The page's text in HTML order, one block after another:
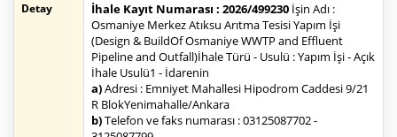
Detay
İhale Kayıt Numarası : 2026/499230 İşin Adı :
Osmaniye Merkez Atıksu Arıtma Tesisi Yapım İşi
(Design & BuildOf Osmaniye WWTP and Effluent
Pipeline and Outfall)İhale Türü - Usulü : Yapım İşi - Açık
İhale Usulü1 - İdarenin
a)Adresi : Emniyet Mahallesi Hipodrom Caddesi 9/21
R BlokYenimahalle/Ankara
b)Telefon ve faks numarası : 03125087702 -